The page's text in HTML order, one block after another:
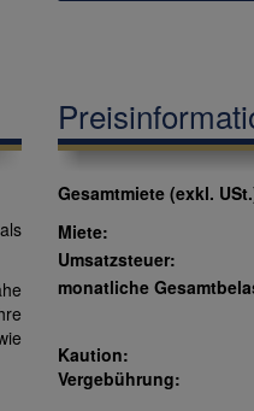
Gesamtmiete (exkl.
Miete:
Umsatzsteuer:
monatliche
Kaution:
Vergebührung: